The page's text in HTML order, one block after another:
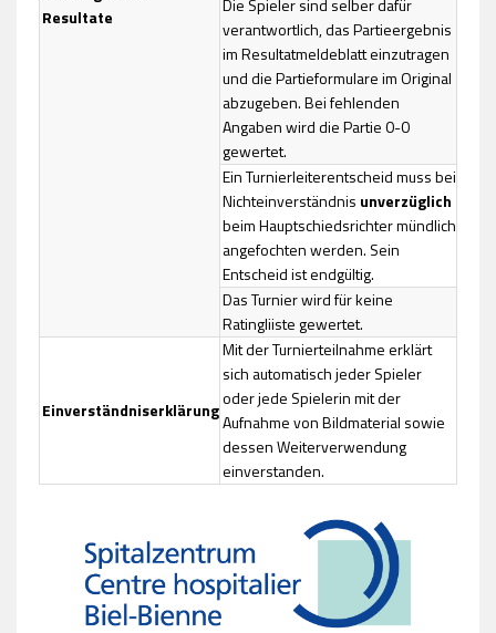
Resultate
verantwortlich, das Partieergebnis
im Resultatmeldeblatt einzutragen
und die Partieformulare im Original
abzugeben. Bei fehlenden
Angaben wird die Partie 0-0
gewertet.
Ein Turnierleiterentscheid muss bei
Nichteinverständnis unverzüglich
beim Hauptschiedsrichter mündlich
angefochten werden. Sein
Entscheid ist endgültig.
Das Turnier wird für keine
Ratingliiste gewertet.
Einverständniserklärung
Mit der Turnierteilnahme erklärt
sich automatisch jeder Spieler
oder jede Spielerin mit der
Aufnahme von Bildmaterial sowie
dessen Weiterverwendung
einverstanden.